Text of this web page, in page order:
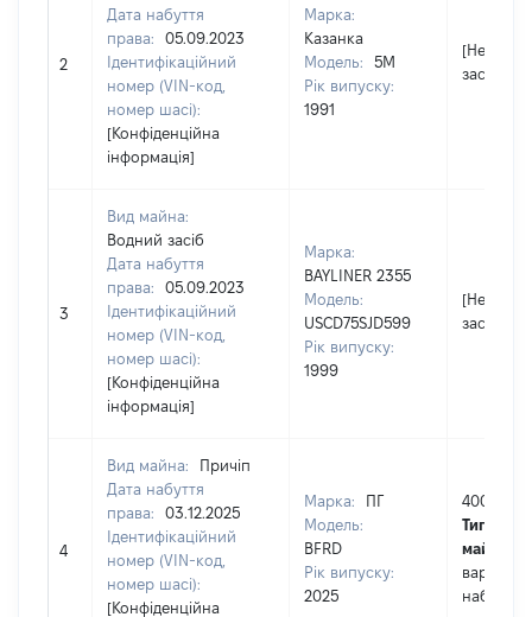
2
Дата набуття
права:
05.09.2023
Ідентифікаційний
номер (VIN-код,
номер шасі):
[Конфіденційна
інформація]
Марка:
Казанка
Модель:
5М
Рік випуску:
1991
[Не
3
Вид майна:
Водний засіб
Дата набуття
права:
05.09.2023
Ідентифікаційний
номер (VIN-код,
номер шасі):
[Конфіденційна
інформація]
Марка:
BAYLINER 2355
Модель:
USCD75SJD599
Рік випуску:
1999
[Не
4
Вид майна:
Причіп
Дата набуття
права:
03.12.2025
Ідентифікаційний
номер (VIN-код,
номер шасі):
[Конфіденційна
Марка:
ПГ
Модель:
BFRD
Рік випуску:
2025
40000
Тип
майна:
вартість
набуття